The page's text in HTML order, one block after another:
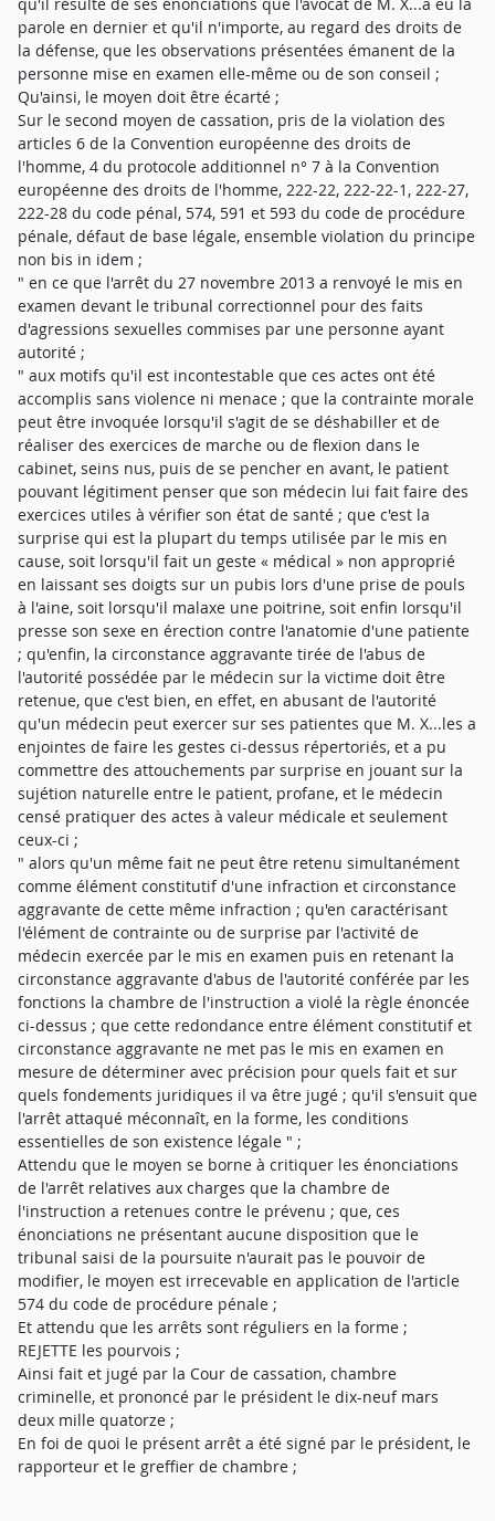
parole en dernier et qu'il n'importe, au regard des droits de
la défense, que les observations présentées émanent de la
personne mise en examen elle-même ou de son conseil ;
Qu'ainsi, le moyen doit être écarté ;
Sur le second moyen de cassation, pris de la violation des
articles 6 de la Convention européenne des droits de
l'homme, 4 du protocole additionnel n° 7 à la Convention
européenne des droits de l'homme, 222-22, 222-22-1, 222-27,
222-28 du code pénal, 574, 591 et 593 du code de procédure
pénale, défaut de base légale, ensemble violation du principe
non bis in idem ;
" en ce que l'arrêt du 27 novembre 2013 a renvoyé le mis en
examen devant le tribunal correctionnel pour des faits
d'agressions sexuelles commises par une personne ayant
autorité ;
" aux motifs qu'il est incontestable que ces actes ont été
accomplis sans violence ni menace ; que la contrainte morale
peut être invoquée lorsqu'il s'agit de se déshabiller et de
réaliser des exercices de marche ou de flexion dans le
cabinet, seins nus, puis de se pencher en avant, le patient
pouvant légitiment penser que son médecin lui fait faire des
exercices utiles à vérifier son état de santé ; que c'est la
surprise qui est la plupart du temps utilisée par le mis en
cause, soit lorsqu'il fait un geste « médical » non approprié
en laissant ses doigts sur un pubis lors d'une prise de pouls
à l'aine, soit lorsqu'il malaxe une poitrine, soit enfin lorsqu'il
presse son sexe en érection contre l'anatomie d'une patiente
; qu'enfin, la circonstance aggravante tirée de l'abus de
l'autorité possédée par le médecin sur la victime doit être
retenue, que c'est bien, en effet, en abusant de l'autorité
qu'un médecin peut exercer sur ses patientes que M. X...les a
enjointes de faire les gestes ci-dessus répertoriés, et a pu
commettre des attouchements par surprise en jouant sur la
sujétion naturelle entre le patient, profane, et le médecin
censé pratiquer des actes à valeur médicale et seulement
ceux-ci ;
" alors qu'un même fait ne peut être retenu simultanément
comme élément constitutif d'une infraction et circonstance
aggravante de cette même infraction ; qu'en caractérisant
l'élément de contrainte ou de surprise par l'activité de
médecin exercée par le mis en examen puis en retenant la
circonstance aggravante d'abus de l'autorité conférée par les
fonctions la chambre de l'instruction a violé la règle énoncée
ci-dessus ; que cette redondance entre élément constitutif et
circonstance aggravante ne met pas le mis en examen en
mesure de déterminer avec précision pour quels fait et sur
quels fondements juridiques il va être jugé ; qu'il s'ensuit que
l'arrêt attaqué méconnaît, en la forme, les conditions
essentielles de son existence légale " ;
Attendu que le moyen se borne à critiquer les énonciations
de l'arrêt relatives aux charges que la chambre de
l'instruction a retenues contre le prévenu ; que, ces
énonciations ne présentant aucune disposition que le
tribunal saisi de la poursuite n'aurait pas le pouvoir de
modifier, le moyen est irrecevable en application de l'article
574 du code de procédure pénale ;
Et attendu que les arrêts sont réguliers en la forme ;
REJETTE les pourvois ;
Ainsi fait et jugé par la Cour de cassation, chambre
criminelle, et prononcé par le président le dix-neuf mars
deux mille quatorze ;
En foi de quoi le présent arrêt a été signé par le président, le
rapporteur et le greffier de chambre ;